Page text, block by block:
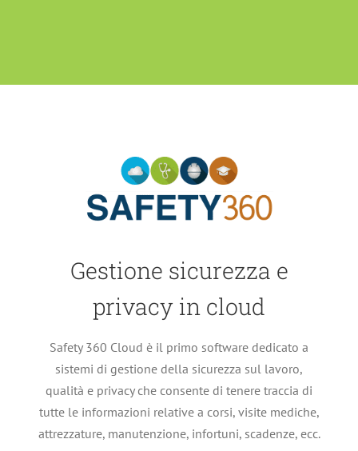
Gestione sicurezza e
privacy in cloud
Safety 360 Cloud è il primo software dedicato a
sistemi di gestione della sicurezza sul lavoro,
qualità e privacy che consente di tenere traccia di
tutte le informazioni relative a corsi, visite mediche,
attrezzature, manutenzione, infortuni, scadenze, ecc.